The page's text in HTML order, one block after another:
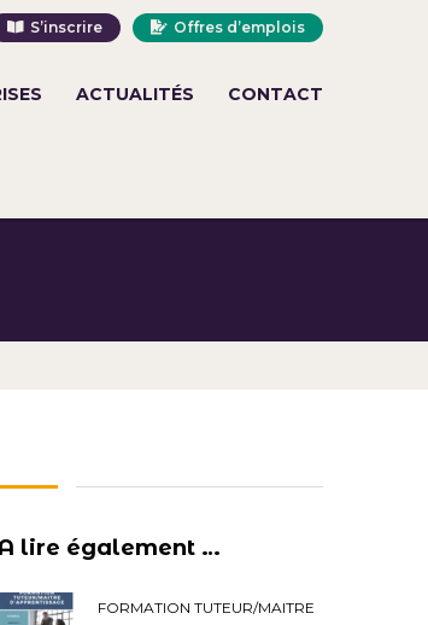
S’inscrire Offres d’emplois
ACTUALITÉS CONTACT
A lire également …
FORMATION TUTEUR/MAITRE